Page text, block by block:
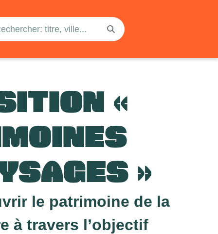
«
»
le patrimoine de la
à travers l’objectif